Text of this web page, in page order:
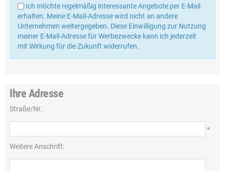
Ich möchte regelmäßig interessante Angebote per E-Mail
erhalten. Meine E-Mail-Adresse wird nicht an andere
Unternehmen weitergegeben. Diese Einwilligung zur Nutzung
meiner E-Mail-Adresse für Werbezwecke kann ich jederzeit
mit Wirkung für die Zukunft widerrufen.
Ihre Adresse
Straße/Nr.:
*
Weitere Anschrift: